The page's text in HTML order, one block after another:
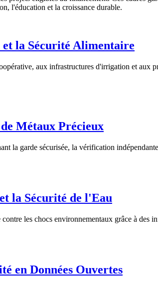
l'éducation et la croissance durable.
la Sécurité Alimentaire
aux infrastructures d'irrigation et aux
Métaux Précieux
la garde sécurisée, la vérification
la Sécurité de l'Eau
les chocs environnementaux grâce à des
en Données Ouvertes